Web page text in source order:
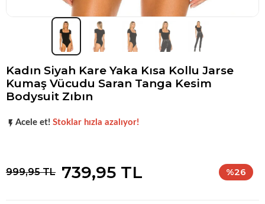
Kadın Siyah Kare Yaka Kısa Kollu Jarse
Kumaş Vücudu Saran Tanga Kesim
Bodysuit Zıbın
Koleksiyonun en sevilen
Acele et! Stoklar hızla azalıyor!
999,95 TL 739,95 TL %26